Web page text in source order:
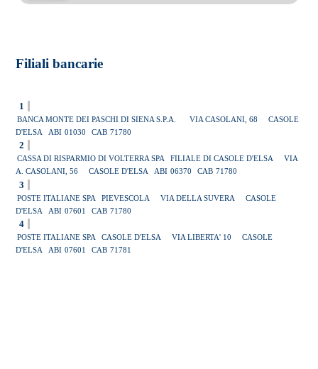
Filiali bancarie
1
BANCA MONTE DEI PASCHI DI SIENA S.P.A. VIA CASOLANI, 68
CASOLE
D'ELSA
ABI 01030 CAB 71780
2
CASSA DI RISPARMIO DI VOLTERRA SPA FILIALE DI CASOLE D'ELSA
VIA
A. CASOLANI, 56
CASOLE D'ELSA ABI 06370 CAB 71780
3
POSTE ITALIANE SPA PIEVESCOLA VIA DELLA SUVERA
CASOLE
D'ELSA
ABI 07601 CAB 71780
4
POSTE ITALIANE SPA CASOLE D'ELSA VIA LIBERTA' 10
CASOLE
D'ELSA
ABI 07601 CAB 71781